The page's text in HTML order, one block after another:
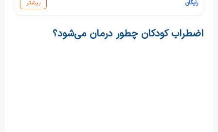
رایگان
بیشتر
اضطراب کودکان چطور درمان می‌شود؟